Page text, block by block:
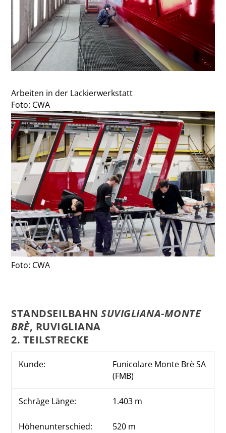
Arbeiten in der Lackierwerkstatt
Foto: CWA
Foto: CWA
STANDSEILBAHNSUVIGLIANA-MONTE
BRÈ, RUVIGLIANA
2. TEILSTRECKE
Kunde:
Funicolare Monte Brè SA
(FMB)
Schräge Länge: 1.403 m
Höhenunterschied: 520 m